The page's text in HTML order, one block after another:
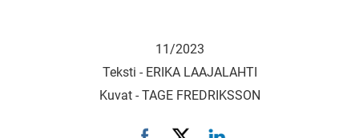
11/2023
Teksti - ERIKA LAAJALAHTI
Kuvat - TAGE FREDRIKSSON